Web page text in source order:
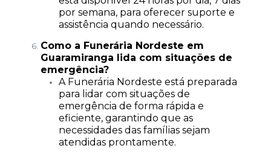
por semana, para oferecer suporte e
assistência quando necessário.
Como a Funerária Nordeste em
Guaramiranga lida com situações de
emergência?
A Funerária Nordeste está preparada
para lidar com situações de
emergência de forma rápida e
eficiente, garantindo que as
necessidades das famílias sejam
atendidas prontamente.